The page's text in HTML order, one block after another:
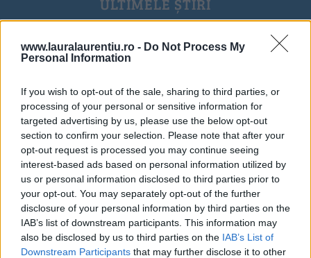
www.lauralaurentiu.ro - Do Not Process My
Personal Information
If you wish to opt-out of the sale, sharing to third parties, or
processing of your personal or sensitive information for
targeted advertising by us, please use the below opt-out
section to confirm your selection. Please note that after your
opt-out request is processed you may continue seeing
interest-based ads based on personal information utilized by
us or personal information disclosed to third parties prior to
your opt-out. You may separately opt-out of the further
disclosure of your personal information by third parties on the
IAB’s list of downstream participants. This information may
also be disclosed by us to third parties on the IAB’s List of
Downstream Participants that may further disclose it to other
ULTIMELE ȘTIRI
20 de rețete de salate de vară fără prelucrare termică